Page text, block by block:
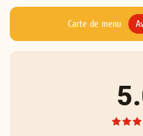
Carte de menu